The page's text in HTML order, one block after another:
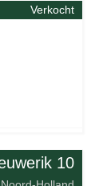
Verkocht
10